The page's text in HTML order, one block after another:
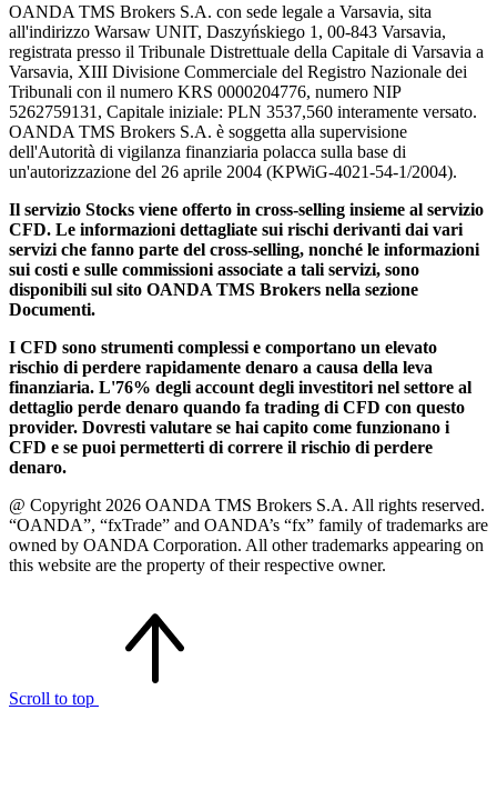
OANDA TMS Brokers S.A. con sede legale a Varsavia, sita
all'indirizzo Warsaw UNIT, Daszyńskiego 1, 00-843 Varsavia,
registrata presso il Tribunale Distrettuale della Capitale di Varsavia a
Varsavia, XIII Divisione Commerciale del Registro Nazionale dei
Tribunali con il numero KRS 0000204776, numero NIP
5262759131, Capitale iniziale: PLN 3537,560 interamente versato.
OANDA TMS Brokers S.A. è soggetta alla supervisione
dell'Autorità di vigilanza finanziaria polacca sulla base di
un'autorizzazione del 26 aprile 2004 (KPWiG-4021-54-1/2004).
Il servizio Stocks viene offerto in cross-selling insieme al servizio
CFD. Le informazioni dettagliate sui rischi derivanti dai vari
servizi che fanno parte del cross-selling, nonché le informazioni
sui costi e sulle commissioni associate a tali servizi, sono
disponibili sul sito OANDA TMS Brokers nella sezione
Documenti.
I CFD sono strumenti complessi e comportano un elevato
rischio di perdere rapidamente denaro a causa della leva
finanziaria. L'76% degli account degli investitori nel settore al
dettaglio perde denaro quando fa trading di CFD con questo
provider. Dovresti valutare se hai capito come funzionano i
CFD e se puoi permetterti di correre il rischio di perdere
denaro.
@ Copyright 2026 OANDA TMS Brokers S.A. All rights reserved.
“OANDA”, “fxTrade” and OANDA’s “fx” family of trademarks are
owned by OANDA Corporation. All other trademarks appearing on
this website are the property of their respective owner.
Scroll to top